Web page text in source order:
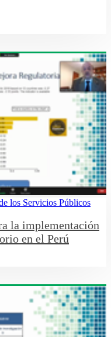
los Servicios Públicos
la implementación
en el Perú